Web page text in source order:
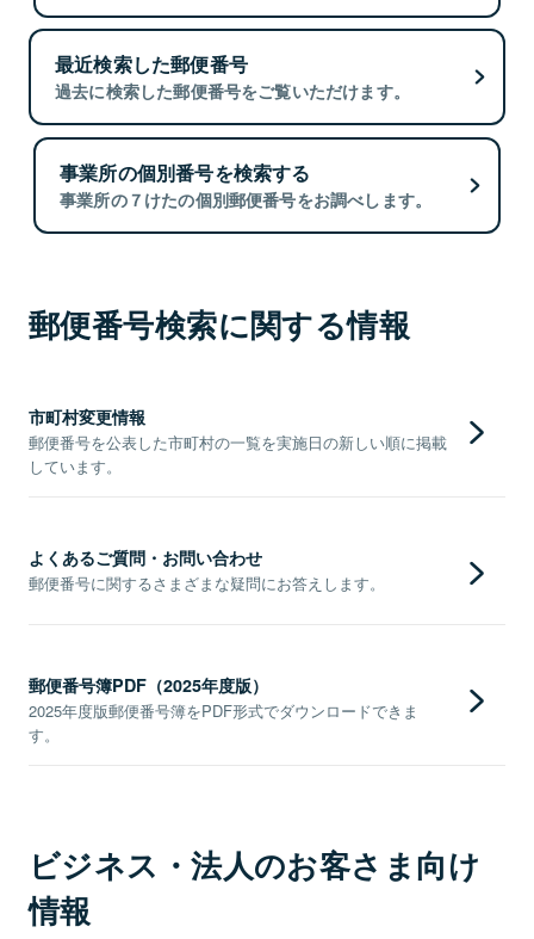
最近検索した郵便番号
過去に検索した郵便番号をご覧いただけます。
事業所の個別番号を検索する
事業所の７けたの個別郵便番号をお調べします。
郵便番号検索に関する情報
市町村変更情報
郵便番号を公表した市町村の一覧を実施日の新しい順に掲載
しています。
よくあるご質問・お問い合わせ
郵便番号に関するさまざまな疑問にお答えします。
郵便番号簿PDF（2025年度版）
2025年度版郵便番号簿をPDF形式でダウンロードできま
す。
ビジネス・法人のお客さま向け
情報